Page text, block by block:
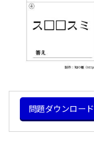
問題ダウンロード